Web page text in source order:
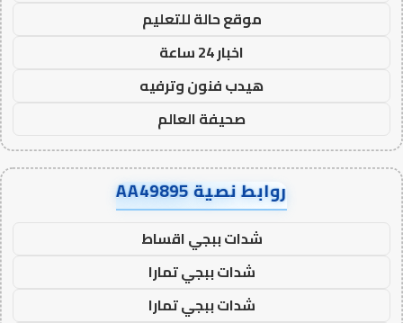
موقع حالة للتعليم
اخبار 24 ساعة
هيدب فنون وترفيه
صحيفة العالم
روابط نصية AA49895
شدات ببجي اقساط
شدات ببجي تمارا
شدات ببجي تمارا